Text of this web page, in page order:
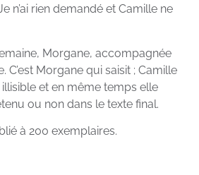
n’ai rien demandé et Camille ne
Morgane, accompagnée
C’est Morgane qui saisit ; Camille
et en même temps elle
ou non dans le texte final.
à 200 exemplaires.